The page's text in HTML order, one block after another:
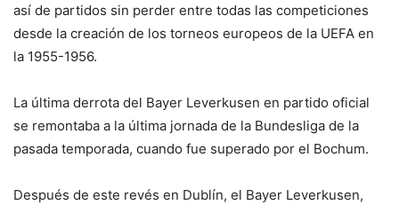
así de partidos sin perder entre todas las competiciones
desde la creación de los torneos europeos de la UEFA en
la 1955-1956.
La última derrota del Bayer Leverkusen en partido oficial
se remontaba a la última jornada de la Bundesliga de la
pasada temporada, cuando fue superado por el Bochum.
Después de este revés en Dublín, el Bayer Leverkusen,